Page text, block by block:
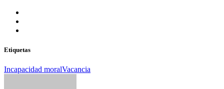
Etiquetas
Incapacidad moralVacancia